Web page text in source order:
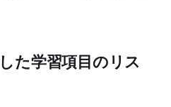
た学習項目のリス